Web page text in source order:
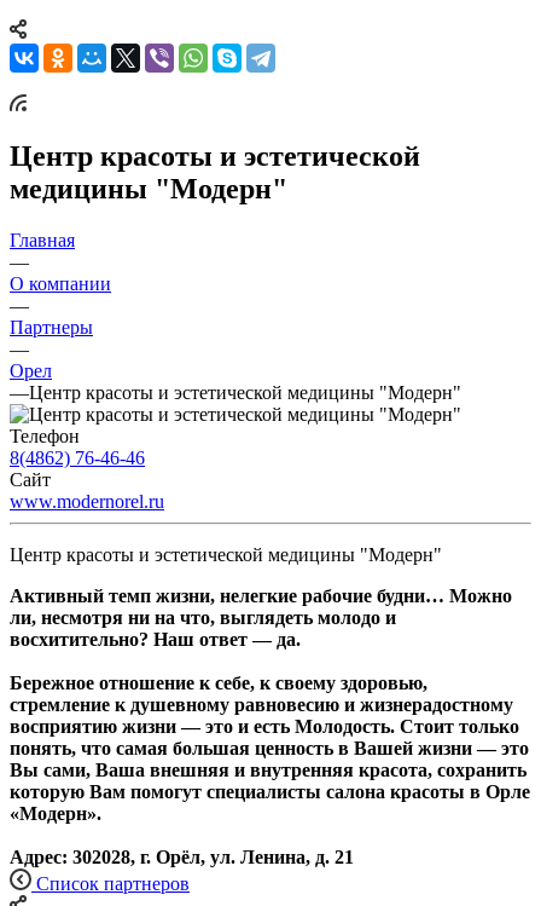
Центр красоты и эстетической
медицины "Модерн"
Главная
—
О компании
—
Партнеры
—
Орел
—Центр красоты и эстетической медицины "Модерн"
Телефон
8(4862) 76-46-46
Сайт
www.modernorel.ru
Центр красоты и эстетической медицины "Модерн"
Активный темп жизни, нелегкие рабочие будни… Можно
ли, несмотря ни на что, выглядеть молодо и
восхитительно? Наш ответ — да.
Бережное отношение к себе, к своему здоровью,
стремление к душевному равновесию и жизнерадостному
восприятию жизни — это и есть Молодость. Стоит только
понять, что самая большая ценность в Вашей жизни — это
Вы сами, Ваша внешняя и внутренняя красота, сохранить
которую Вам помогут специалисты салона красоты в Орле
«Модерн».
Адрес: 302028, г. Орёл, ул. Ленина, д. 21
Список партнеров